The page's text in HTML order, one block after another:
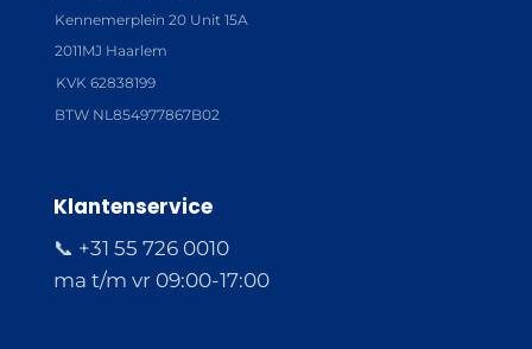
Kennemerplein 20 Unit 15A
2011MJ Haarlem
KVK 62838199
BTW NL854977867B02
Klantenservice
📞 +31 55 726 0010
ma t/m vr 09:00-17:00